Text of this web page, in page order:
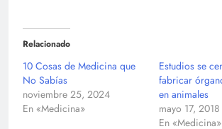
Relacionado
10 Cosas de Medicina que
No Sabías
noviembre 25, 2024
En «Medicina»
Estudios se
fabricar
en animales
mayo 17, 2018
En «Medicina»